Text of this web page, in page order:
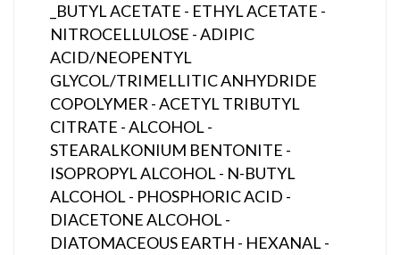
_BUTYL ACETATE - ETHYL ACETATE -
NITROCELLULOSE - ADIPIC
ACID/NEOPENTYL
GLYCOL/TRIMELLITIC ANHYDRIDE
COPOLYMER - ACETYL TRIBUTYL
CITRATE - ALCOHOL -
STEARALKONIUM BENTONITE -
ISOPROPYL ALCOHOL - N-BUTYL
ALCOHOL - PHOSPHORIC ACID -
DIACETONE ALCOHOL -
DIATOMACEOUS EARTH - HEXANAL -